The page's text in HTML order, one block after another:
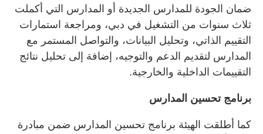
ضمان الجودة للمدارس الجديدة أو المدارس التي أكملت
ثلاث سنوات من التشغيل في دبي، ومراجعة استمارات
التقييم الذاتي، وتحليل البيانات، والتواصل المستمر مع
المدارس لتقديم الدعم والتوجيه، إضافة إلى تحليل نتائج
التقييمات الداخلية والخارجية.
برنامج تحسين المدارس
كما أطلقت الهيئة برنامج تحسين المدارس ضمن مبادرة